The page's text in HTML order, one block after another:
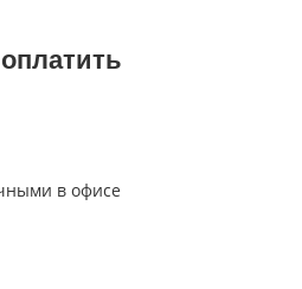
в офисе